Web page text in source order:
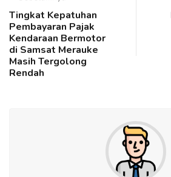
Tingkat Kepatuhan
Pembayaran Pajak
Kendaraan Bermotor
di Samsat Merauke
Masih Tergolong
Rendah